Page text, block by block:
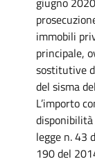
immobili
principale,
sostitutive
del sisma
L’importo
legge n. 43
190 del